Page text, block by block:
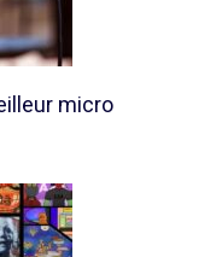
micro